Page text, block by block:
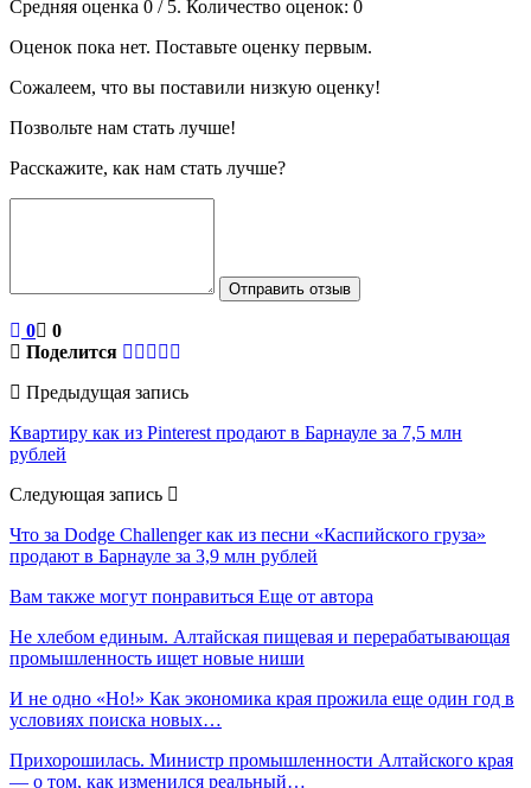
Средняя оценка 0 / 5. Количество оценок: 0
Оценок пока нет. Поставьте оценку первым.
Сожалеем, что вы поставили низкую оценку!
Позвольте нам стать лучше!
Расскажите, как нам стать лучше?
Отправить отзыв
0
0
Поделится
Предыдущая запись
Квартиру как из Pinterest продают в Барнауле за 7,5 млн
рублей
Следующая запись
Что за Dodge Challenger как из песни «Каспийского груза»
продают в Барнауле за 3,9 млн рублей
Вам также могут понравиться Еще от автора
Не хлебом единым. Алтайская пищевая и перерабатывающая
промышленность ищет новые ниши
И не одно «Но!» Как экономика края прожила еще один год в
условиях поиска новых…
Прихорошилась. Министр промышленности Алтайского края
— о том, как изменился реальный…